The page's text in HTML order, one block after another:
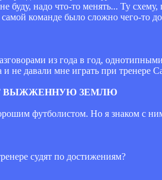
буду, надо что-то менять... Ту
команде было сложно чего-то
из года в год,
не давали мне играть при тренере
ВЫЖЖЕННУЮ ЗЕМЛЮ
футболистом. Но я знаком с
судят по достижениям?